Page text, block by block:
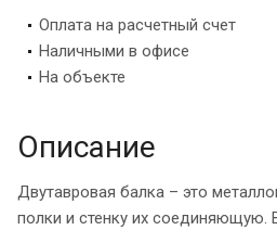
Оплата на расчетный счет
Наличными в офисе
На объекте
Описание
Двутавровая балка – это
полки и стенку их соединяющую.